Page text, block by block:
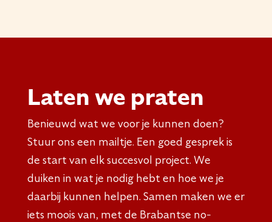
Laten we praten
Benieuwd wat we voor je kunnen doen?
Stuur ons een mailtje. Een goed gesprek is
de start van elk succesvol project. We
duiken in wat je nodig hebt en hoe we je
daarbij kunnen helpen. Samen maken we er
iets moois van, met de Brabantse no-